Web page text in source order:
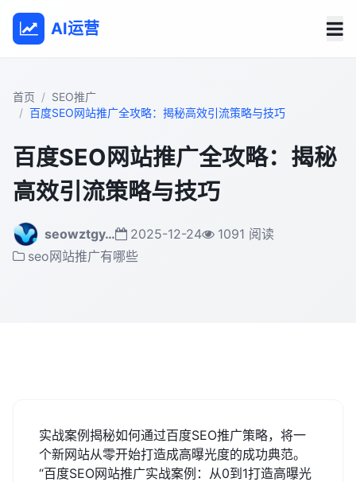
AI运营
首页
SEO推广
百度SEO网站推广全攻略：揭秘高效引流策略与技巧
百度SEO网站推广全攻略：揭秘
高效引流策略与技巧
seowztgy… 2025-12-24
1091 阅读
seo网站推广有哪些
实战案例揭秘如何通过百度SEO推广策略，将一
个新网站从零开始打造成高曝光度的成功典范。
“百度SEO网站推广实战案例：从0到1打造高曝光